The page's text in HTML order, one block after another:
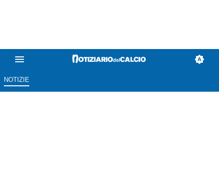
NOTIZIE